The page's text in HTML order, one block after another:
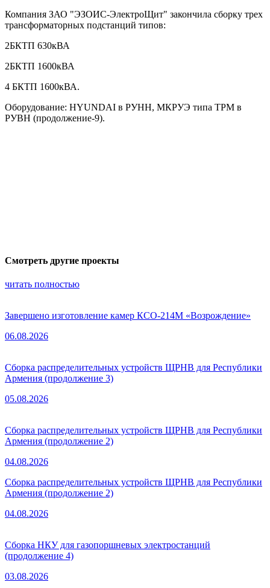
Компания ЗАО "ЭЗОИС-ЭлектроЩит" закончила сборку трех
трансформаторных подстанций типов:
2БКТП 630кВА
2БКТП 1600кВА
4 БКТП 1600кВА.
Оборудование: HYUNDAI в РУНН, МКРУЭ типа TPM в
РУВН (продолжение-9).
Смотреть другие проекты
читать полностью
Завершено изготовление камер КСО-214М «Возрождение»
06.08.2026
Сборка распределительных устройств ЩРНВ для Республики
Армения (продолжение 3)
05.08.2026
Сборка распределительных устройств ЩРНВ для Республики
Армения (продолжение 2)
04.08.2026
Сборка распределительных устройств ЩРНВ для Республики
Армения (продолжение 2)
04.08.2026
Сборка НКУ для газопоршневых электростанций
(продолжение 4)
03.08.2026